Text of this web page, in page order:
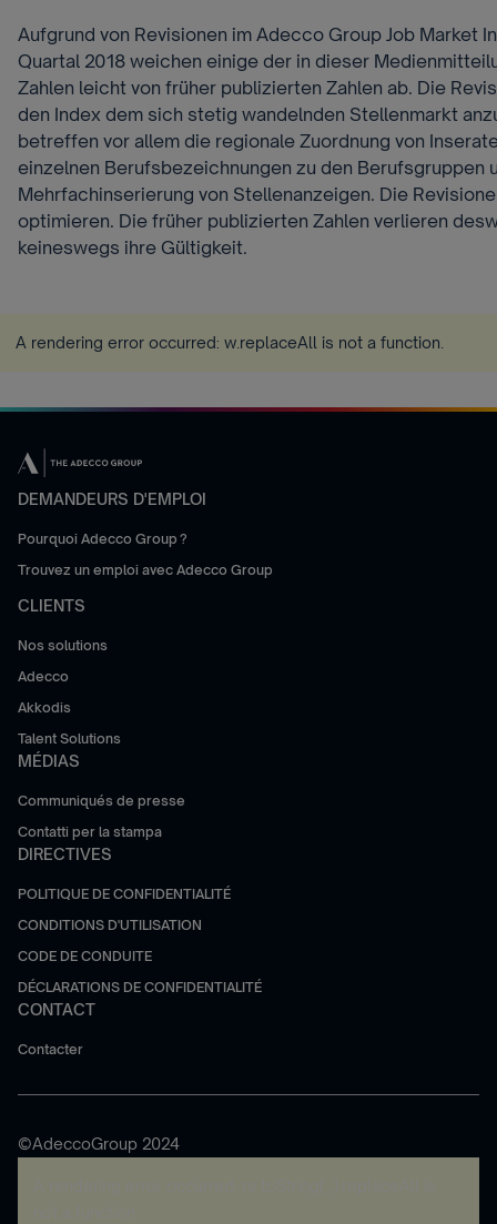
Aufgrund von Revisionen im Adecco Group Job Market
Quartal 2018 weichen einige der in dieser
Zahlen leicht von früher publizierten Zahlen ab. Die
den Index dem sich stetig wandelnden Stellenmarkt
betreffen vor allem die regionale Zuordnung von
einzelnen Berufsbezeichnungen zu den Berufsgruppen
Mehrfachinserierung von Stellenanzeigen. Die
optimieren. Die früher publizierten Zahlen verlieren
keineswegs ihre Gültigkeit.
A rendering error occurred: w.replaceAll is not a function
DEMANDEURS D'EMPLOI
Pourquoi Adecco Group ?
Trouvez un emploi avec Adecco Group
CLIENTS
Nos solutions
Adecco
Akkodis
Talent Solutions
MÉDIAS
Communiqués de presse
Contatti per la stampa
DIRECTIVES
POLITIQUE DE CONFIDENTIALITÉ
CONDITIONS D'UTILISATION
CODE DE CONDUITE
DÉCLARATIONS DE CONFIDENTIALITÉ
CONTACT
Contacter
©AdeccoGroup 2024